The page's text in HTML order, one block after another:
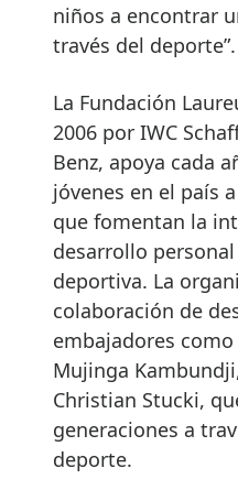
niños a encontrar
través del deporte”.
La Fundación
2006 por IWC
Benz, apoya cada
jóvenes en el país
que fomentan la
desarrollo
deportiva. La
colaboración de
embajadores como
Mujinga
Christian Stucki,
generaciones a
deporte.